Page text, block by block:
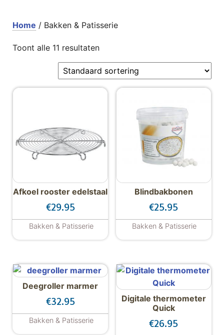
Home / Bakken & Patisserie
Toont alle 11 resultaten
Afkoel rooster edelstaal
€29.95
Bakken & Patisserie
Blindbakbonen
€25.95
Bakken & Patisserie
Deegroller marmer
€32.95
Bakken & Patisserie
Digitale thermometer
Quick
€26.95